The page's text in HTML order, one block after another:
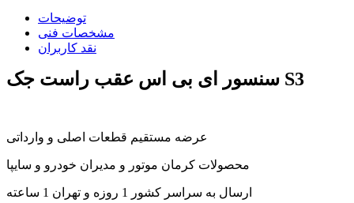
توضیحات
مشخصات فنی
نقد کاربران
سنسور ای بی اس عقب راست جک S3
عرضه مستقیم قطعات اصلی و وارداتی
محصولات کرمان موتور و مدیران خودرو و سایپا
ارسال به سراسر کشور 1 روزه و تهران 1 ساعته